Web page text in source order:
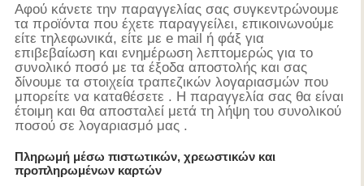
Αφού κάνετε την παραγγελίας σας συγκεντρώνουμε
τα προϊόντα που έχετε παραγγείλει, επικοινωνούμε
είτε τηλεφωνικά, είτε με e mail ή φάξ για
επιβεβαίωση και ενημέρωση λεπτομερώς για το
συνολικό ποσό με τα έξοδα αποστολής και σας
δίνουμε τα στοιχεία τραπεζικών λογαριασμών που
μπορείτε να καταθέσετε . Η παραγγελία σας θα είναι
έτοιμη και θα αποσταλεί μετά τη λήψη του συνολικού
ποσού σε λογαριασμό μας .
Πληρωμή μέσω πιστωτικών, χρεωστικών και
προπληρωμένων καρτών